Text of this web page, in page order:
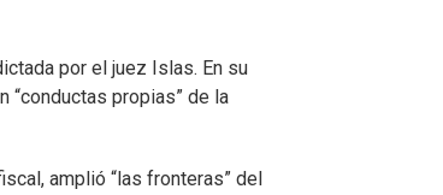
por el juez Islas. En su
“conductas propias” de la
amplió “las fronteras” del